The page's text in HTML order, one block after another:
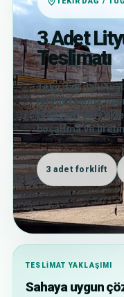
3 Adet
Teslimatı
Tekirdağ’daki
içi yük taşıma
teslimatı
boşaltma ve
kapasite artışı
3 adet forklift
TESLIMAT YAKLAŞIMI
Sahaya uygun